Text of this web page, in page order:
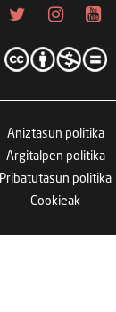
Aniztasun politika
Argitalpen politika
Pribatutasun politika
Cookieak